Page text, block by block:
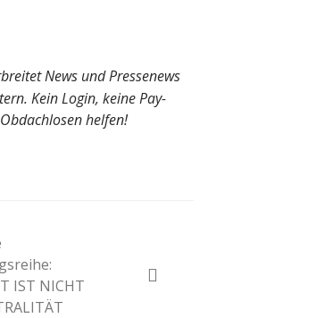
News und Pressenews
Kein Login, keine Pay-
helfen!
IST NICHT